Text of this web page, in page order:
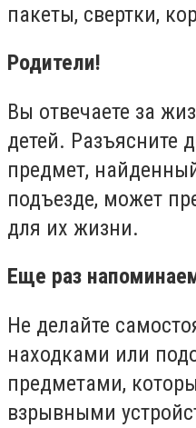
пакеты, свертки,
Родители!
Вы отвечаете за
детей. Разъясните
предмет,
подъезде, может
для их жизни.
Еще раз
Не делайте
находками или
предметами,
взрывными